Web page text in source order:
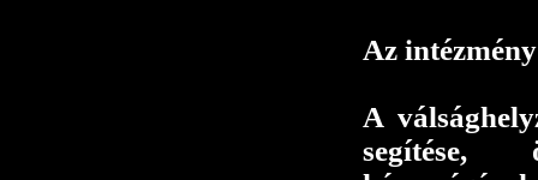
Az
A
segítése,